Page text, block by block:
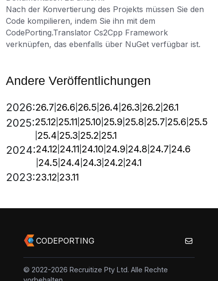
Nach der Konvertierung des Projekts müssen Sie den
Code kompilieren, indem Sie ihn mit dem
CodePorting.Translator Cs2Cpp Framework
verknüpfen, das ebenfalls über NuGet verfügbar ist.
Andere Veröffentlichungen
2026:26.7 26.6 26.5 26.4 26.3 26.2 26.1
2025:25.12 25.11 25.10 25.9 25.8 25.7 25.6 25.5
25.4 25.3 25.2 25.1
2024:24.12 24.11 24.10 24.9 24.8 24.7 24.6
24.5 24.4 24.3 24.2 24.1
2023:23.12 23.11
CODEPORTING
© 2022-2026 Recruitize Pty Ltd. Alle Rechte